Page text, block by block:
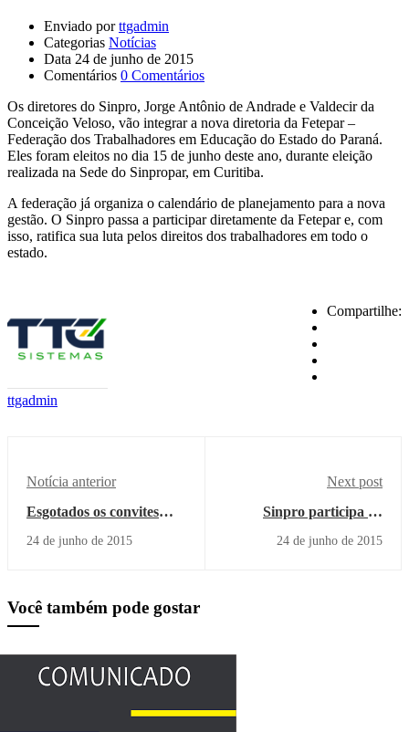
Enviado por ttgadmin
Categorias Notícias
Data 24 de junho de 2015
Comentários 0 Comentários
Os diretores do Sinpro, Jorge Antônio de Andrade e Valdecir da
Conceição Veloso, vão integrar a nova diretoria da Fetepar –
Federação dos Trabalhadores em Educação do Estado do Paraná.
Eles foram eleitos no dia 15 de junho deste ano, durante eleição
realizada na Sede do Sinpropar, em Curitiba.
A federação já organiza o calendário de planejamento para a nova
gestão. O Sinpro passa a participar diretamente da Fetepar e, com
isso, ratifica sua luta pelos direitos dos trabalhadores em todo o
estado.
Compartilhe:
ttgadmin
Notícia anterior
Esgotados os convites
Sinpro Campestre
24 de junho de 2015
Next post
Sinpro participa de
Câmara dos Deputados
24 de junho de 2015
Você também pode gostar